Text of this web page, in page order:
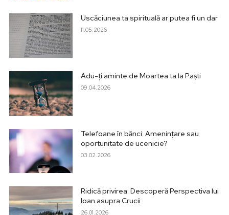
Uscăciunea ta spirituală ar putea fi un dar
11.05.2026
Adu-ți aminte de Moartea ta la Paști
09.04.2026
Telefoane în bănci: Amenințare sau
oportunitate de ucenicie?
03.02.2026
Ridică privirea: Descoperă Perspectiva lui
Ioan asupra Crucii
26.01.2026